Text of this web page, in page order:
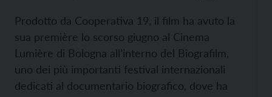
Prodotto da Cooperativa 19, il film ha avuto la
sua première lo scorso giugno al Cinema
Lumière di Bologna all’interno del Biografilm,
uno dei più importanti festival internazionali
dedicati al documentario biografico, dove ha